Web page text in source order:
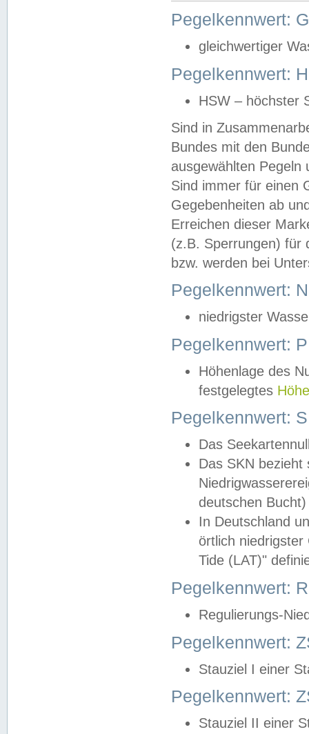
Pegelkennwert:
gleichwertiger
Pegelkennwert:
HSW – höchster
Sind in
Bundes mit den
ausgewählten
Sind immer für einen
Gegebenheiten ab
Erreichen dieser
(z.B. Sperrungen) für
bzw. werden bei
Pegelkennwert:
niedrigster
Pegelkennwert:
Höhenlage des
festgelegtes
Pegelkennwert:
Das
Das SKN
deutschen
In Deutschland
örtlich
Tide (LAT)"
Pegelkennwert:
Regulierungs-
Pegelkennwert:
Stauziel I einer
Pegelkennwert:
Stauziel II einer